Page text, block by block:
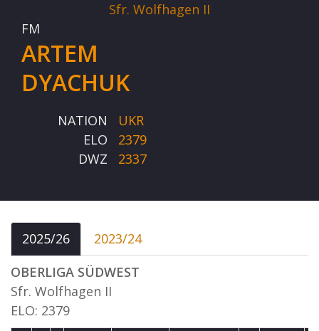
Sfr. Wolfhagen II
FM
ARTEM
DYACHUK
NATION
UKR
ELO
2379
DWZ
2337
2025/26
2023/24
OBERLIGA SÜDWEST
Sfr. Wolfhagen II
ELO: 2379